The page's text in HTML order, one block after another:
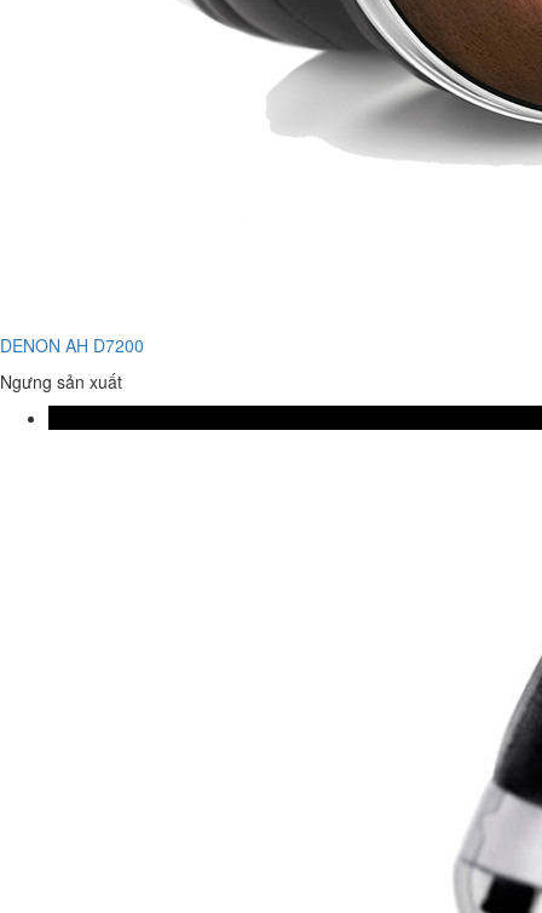
DENON AH D7200
Ngưng sản xuất